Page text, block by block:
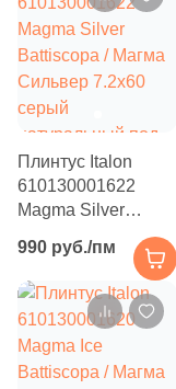
камень
Плинтус Italon
610130001622
Magma Silver
Battiscopa / Магма
Сильвер 7.2x60
серый
натуральный под
камень
990 руб./пм